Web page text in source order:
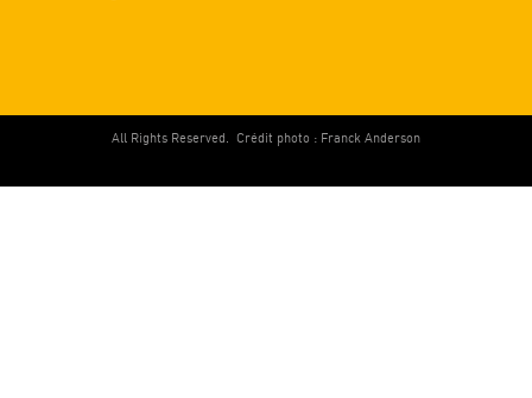
All Rights Reserved. Crédit photo : Franck Anderson